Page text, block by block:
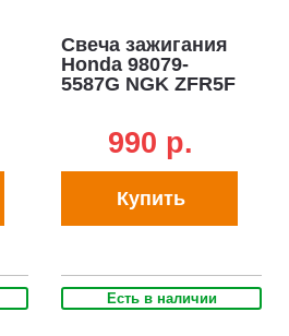
Свеча зажигания
Honda 98079-
5587G NGK ZFR5F
990 p.
Купить
Есть в наличии